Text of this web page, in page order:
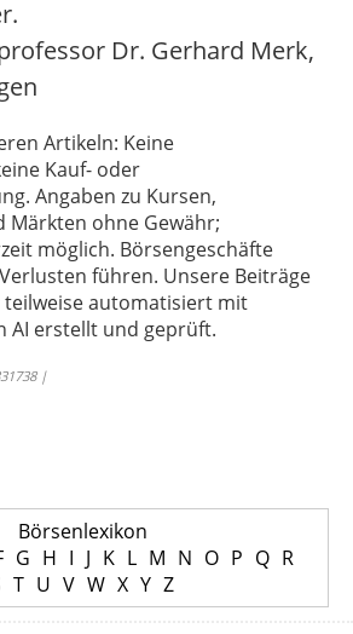
Dr. Gerhard Merk,
Artikeln: Keine
Kauf- oder
Angaben zu Kursen,
ohne Gewähr;
möglich. Börsengeschäfte
führen. Unsere Beiträge
teilweise automatisiert mit
AI erstellt und geprüft.
|
Börsenlexikon
G H I J K L M N O P Q R
T U V W X Y Z